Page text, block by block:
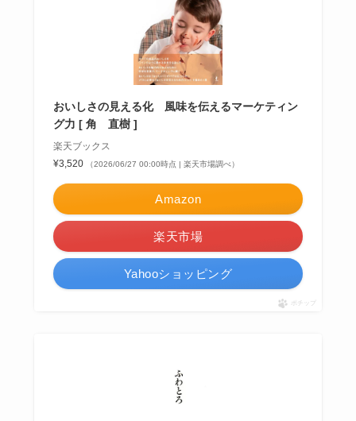
おいしさの見える化 風味を伝えるマーケティン
グ力 [ 角 直樹 ]
楽天ブックス
¥3,520
（2026/06/27 00:00時点 | 楽天市場調べ）
Amazon
楽天市場
Yahooショッピング
ポチップ